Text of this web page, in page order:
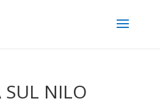
SUL NILO